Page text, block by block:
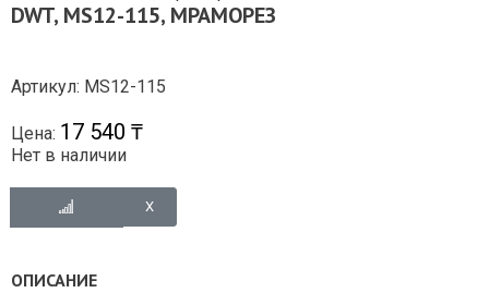
DWT, MS12-115, МРАМОРЕЗ
Артикул: MS12-115
Цена: 17 540 ₸
Нет в наличии
ОПИСАНИЕ